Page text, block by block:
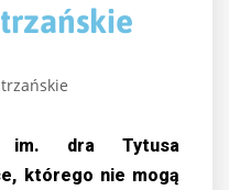
im. dra Tytusa
którego nie mogą